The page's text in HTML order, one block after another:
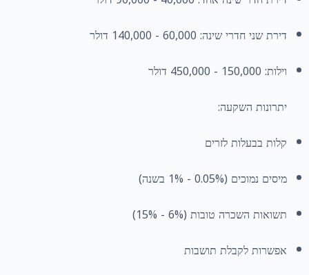
דירת שני חדרי שינה: 60,000 - 140,000 דולר
וילות: 150,000 - 450,000 דולר
יתרונות השקעה:
קלות בבעלות לזרים
מיסים נמוכים (0.05% - 1% בשנה)
תשואות השכרה טובות (6% - 15%)
אפשרות לקבלת תושבות